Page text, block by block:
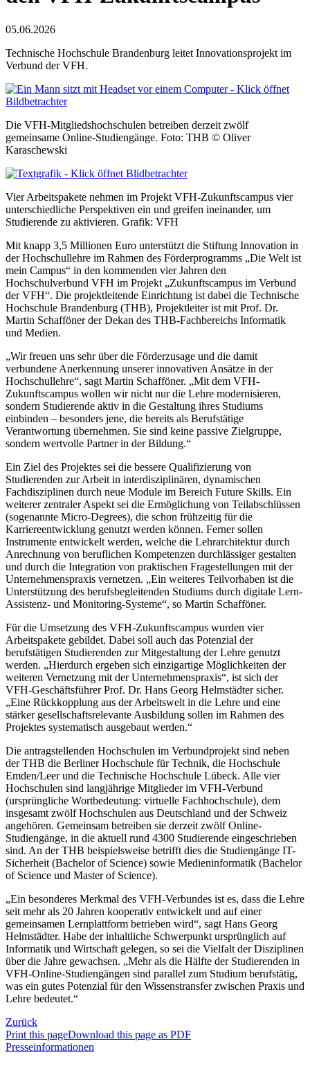
05.06.2026
Technische Hochschule Brandenburg leitet Innovationsprojekt im
Verbund der VFH.
Die VFH-Mitgliedshochschulen betreiben derzeit zwölf
gemeinsame Online-Studiengänge. Foto: THB © Oliver
Karaschewski
Vier Arbeitspakete nehmen im Projekt VFH-Zukunftscampus vier
unterschiedliche Perspektiven ein und greifen ineinander, um
Studierende zu aktivieren. Grafik: VFH
Mit knapp 3,5 Millionen Euro unterstützt die Stiftung Innovation in
der Hochschullehre im Rahmen des Förderprogramms „Die Welt ist
mein Campus“ in den kommenden vier Jahren den
Hochschulverbund VFH im Projekt „Zukunftscampus im Verbund
der VFH“. Die projektleitende Einrichtung ist dabei die Technische
Hochschule Brandenburg (THB), Projektleiter ist mit Prof. Dr.
Martin Schafföner der Dekan des THB-Fachbereichs Informatik
und Medien.
„Wir freuen uns sehr über die Förderzusage und die damit
verbundene Anerkennung unserer innovativen Ansätze in der
Hochschullehre“, sagt Martin Schafföner. „Mit dem VFH-
Zukunftscampus wollen wir nicht nur die Lehre modernisieren,
sondern Studierende aktiv in die Gestaltung ihres Studiums
einbinden – besonders jene, die bereits als Berufstätige
Verantwortung übernehmen. Sie sind keine passive Zielgruppe,
sondern wertvolle Partner in der Bildung.“
Ein Ziel des Projektes sei die bessere Qualifizierung von
Studierenden zur Arbeit in interdisziplinären, dynamischen
Fachdisziplinen durch neue Module im Bereich Future Skills. Ein
weiterer zentraler Aspekt sei die Ermöglichung von Teilabschlüssen
(sogenannte Micro-Degrees), die schon frühzeitig für die
Karriereentwicklung genutzt werden können. Ferner sollen
Instrumente entwickelt werden, welche die Lehrarchitektur durch
Anrechnung von beruflichen Kompetenzen durchlässiger gestalten
und durch die Integration von praktischen Fragestellungen mit der
Unternehmenspraxis vernetzen. „Ein weiteres Teilvorhaben ist die
Unterstützung des berufsbegleitenden Studiums durch digitale Lern-
Assistenz- und Monitoring-Systeme“, so Martin Schafföner.
Für die Umsetzung des VFH-Zukunftscampus wurden vier
Arbeitspakete gebildet. Dabei soll auch das Potenzial der
berufstätigen Studierenden zur Mitgestaltung der Lehre genutzt
werden. „Hierdurch ergeben sich einzigartige Möglichkeiten der
weiteren Vernetzung mit der Unternehmenspraxis“, ist sich der
VFH-Geschäftsführer Prof. Dr. Hans Georg Helmstädter sicher.
„Eine Rückkopplung aus der Arbeitswelt in die Lehre und eine
stärker gesellschaftsrelevante Ausbildung sollen im Rahmen des
Projektes systematisch ausgebaut werden.“
Die antragstellenden Hochschulen im Verbundprojekt sind neben
der THB die Berliner Hochschule für Technik, die Hochschule
Emden/Leer und die Technische Hochschule Lübeck. Alle vier
Hochschulen sind langjährige Mitglieder im VFH-Verbund
(ursprüngliche Wortbedeutung: virtuelle Fachhochschule), dem
insgesamt zwölf Hochschulen aus Deutschland und der Schweiz
angehören. Gemeinsam betreiben sie derzeit zwölf Online-
Studiengänge, in die aktuell rund 4300 Studierende eingeschrieben
sind. An der THB beispielsweise betrifft dies die Studiengänge IT-
Sicherheit (Bachelor of Science) sowie Medieninformatik (Bachelor
of Science und Master of Science).
„Ein besonderes Merkmal des VFH-Verbundes ist es, dass die Lehre
seit mehr als 20 Jahren kooperativ entwickelt und auf einer
gemeinsamen Lernplattform betrieben wird“, sagt Hans Georg
Helmstädter. Habe der inhaltliche Schwerpunkt ursprünglich auf
Informatik und Wirtschaft gelegen, so sei die Vielfalt der Disziplinen
über die Jahre gewachsen. „Mehr als die Hälfte der Studierenden in
VFH-Online-Studiengängen sind parallel zum Studium berufstätig,
was ein gutes Potenzial für den Wissenstransfer zwischen Praxis und
Lehre bedeutet.“
Zurück
Print this pageDownload this page as PDF
Presseinformationen